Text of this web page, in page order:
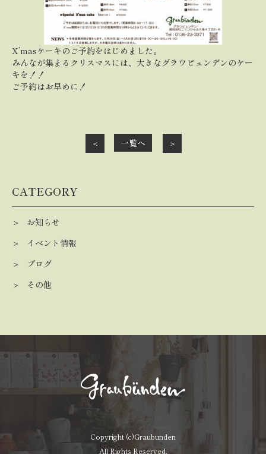
X’masケーキのご予約をはじめました。
みんなが集まるクリスマスには、大きなグラウビュンデンのケー
キを！！
ご予約はお早めに！
＜ 一覧へ ＞
CATEGORY
お知らせ
イベント情報
ブログ
その他
Copyright (c)Graubunden
All Rights Reserved.